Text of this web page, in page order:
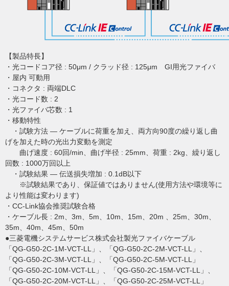
【製品特長】
・光コードコア径 : 50μm / クラッド径 : 125μm GI用光ファイバ
・屋内 可動用
・コネクタ : 両端DLC
・光コード数 : 2
・光ファイバ芯数 : 1
・移動特性
・試験方法 ― ケーブルに荷重を加え、両方向90度の繰り返し曲
げを加えた時の光出力変動を測定
曲げ速度 : 60回/min、曲げ半径 : 25mm、荷重 : 2kg、繰り返し
回数 : 1000万回以上
・試験結果 ― 伝送損失増加 : 0.1dB以下
※試験結果であり、保証値ではありません(使用方法や環境等に
より性能は変わります)
・CC-Link協会推奨試験合格
・ケーブル長 : 2m、3m、5m、10m、15m、20m 、25m、30m、
35m、40m、45m、50m
●三菱電機システムサービス株式会社製光ファイバケーブル
「QG-G50-2C-1M-VCT-LL」、「QG-G50-2C-2M-VCT-LL」、
「QG-G50-2C-3M-VCT-LL」、「QG-G50-2C-5M-VCT-LL」
「QG-G50-2C-10M-VCT-LL」、「QG-G50-2C-15M-VCT-LL」、
「QG-G50-2C-20M-VCT-LL」、「QG-G50-2C-25M-VCT-LL」